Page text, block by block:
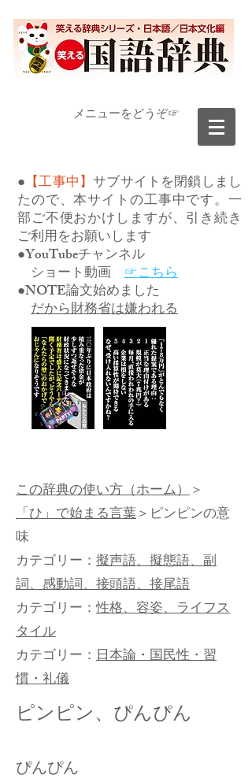
​メニューをどうぞ☞
● 【工事中】サブサイトを閉鎖しまし
たので、本サイトの工事中です。一
部ご不便おかけしますが、引き続き
ご利用をお願いします
●YouTubeチャンネル
ショート動画 ☞こちら
●NOTE論文始めました
だから財務省は嫌われる
この辞典の使い方（ホーム）＞
「ひ」で始まる言葉＞ピンピンの意
味
カテゴリー： 擬声語、擬態語、副
詞、感動詞、接頭語、接尾語
カテゴリー：性格、容姿、ライフス
タイル
カテゴリー： 日本論・国民性・習
慣・礼儀
ピンピン、ぴんぴん
ぴんぴん